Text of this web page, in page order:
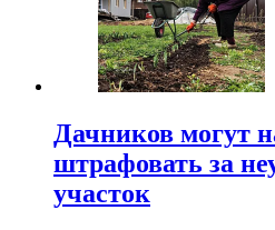
Дачников могут
штрафовать за
участок